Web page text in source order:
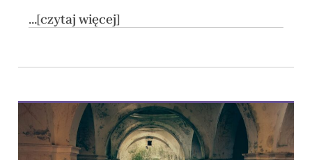
...[czytaj więcej]